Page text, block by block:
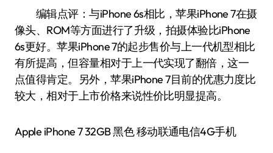
编辑点评：与iPhone 6s相比，苹果iPhone 7在摄
像头、ROM等方面进行了升级，拍摄体验比iPhone
6s更好。苹果iPhone 7的起步售价与上一代机型相比
有所提高，但容量相对于上一代实现了翻倍，这一
点值得肯定。另外，苹果iPhone 7目前的优惠力度比
较大，相对于上市价格来说性价比明显提高。
Apple iPhone 7 32GB 黑色 移动联通电信4G手机